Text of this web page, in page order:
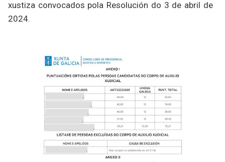
xustiza convocados pola Resolución do 3 de abril de
2024.